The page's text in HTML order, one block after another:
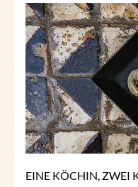
EINE KÖCHIN, ZWEI
EINE
KÖCHIN,
ZWEI
KÖCHE,
DREI
KULTUREN